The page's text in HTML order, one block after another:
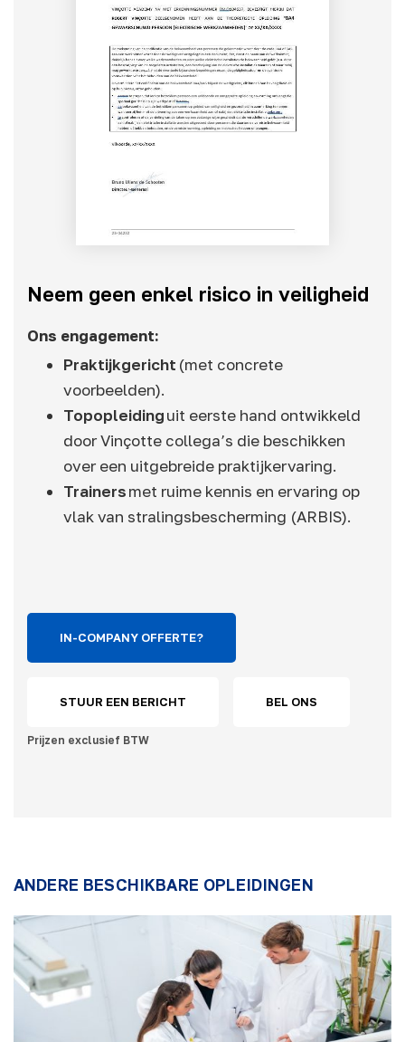
Neem geen enkel risico in veiligheid
Ons engagement:
Praktijkgericht (met concrete
voorbeelden).
Topopleidinguit eerste hand ontwikkeld
door Vinçotte collega’s die beschikken
over een uitgebreide praktijkervaring.
Trainersmet ruime kennis en ervaring op
vlak van stralingsbescherming (ARBIS).
IN-COMPANY OFFERTE?
STUUR EEN BERICHT BEL ONS
Prijzen exclusief BTW
ANDERE BESCHIKBARE OPLEIDINGEN